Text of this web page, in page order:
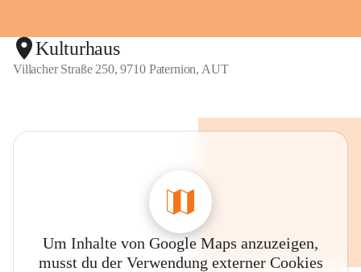
Kulturhaus
Villacher Straße 250, 9710 Paternion, AUT
Um Inhalte von Google Maps anzuzeigen,
musst du der Verwendung externer Cookies